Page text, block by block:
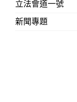
立法會道一號
新聞專題